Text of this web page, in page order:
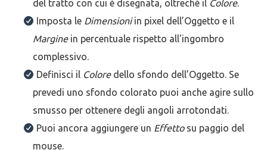
del tratto con cui è disegnata, oltreché il Colore.
Imposta le Dimensioniin pixel dell’Oggetto e il
Margine in percentuale rispetto all'ingombro
complessivo.
Definisci il Coloredello sfondo dell’Oggetto. Se
prevedi uno sfondo colorato puoi anche agire sullo
smusso per ottenere degli angoli arrotondati.
Puoi ancora aggiungere un Effettosu paggio del
mouse.